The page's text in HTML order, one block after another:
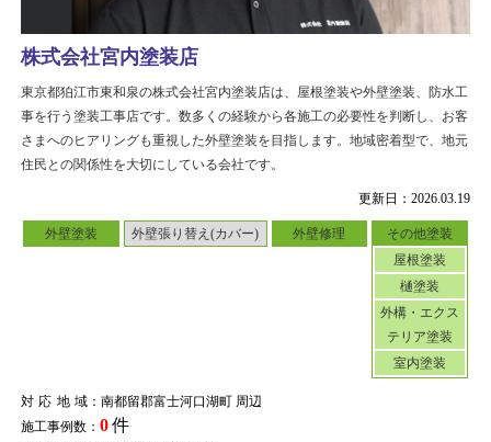
更新日：2026.03.19
外壁塗装 外壁張り替え(カバー) 外壁修理
その他塗装
屋根塗装
樋塗装
外構・エクス
テリア塗装
室内塗装
対応地域：南都留郡富士河口湖町 周辺
施工事例数： 0件
株式会社宮内塗装店
東京都狛江市東和泉の株式会社宮内塗装店は、屋根塗装や外壁塗装、防水工
事を行う塗装工事店です。数多くの経験から各施工の必要性を判断し、お客
さまへのヒアリングも重視した外壁塗装を目指します。地域密着型で、地元
住民との関係性を大切にしている会社です。